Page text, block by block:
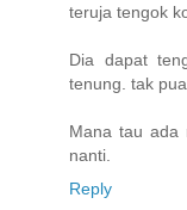
teruja tengok
Dia dapat
tenung. tak
Mana tau ada
nanti.
Reply